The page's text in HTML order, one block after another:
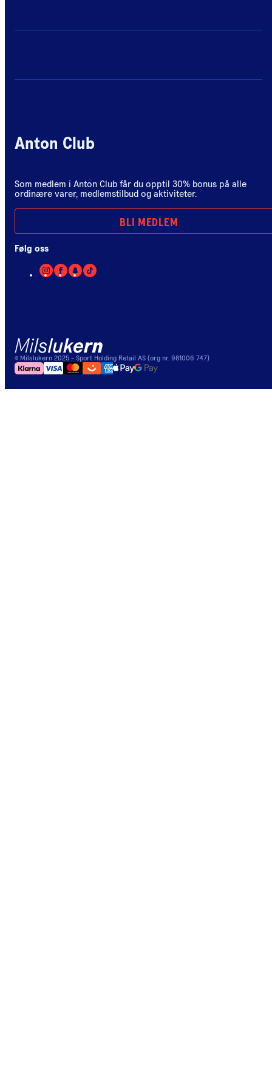
Anton Club
Som medlem i Anton Club får du opptil 30% bonus på alle
ordinære varer, medlemstilbud og aktiviteter.
BLI MEDLEM
Følg oss
© Milslukern 2025 - Sport Holding Retail AS (org nr. 981006 747)